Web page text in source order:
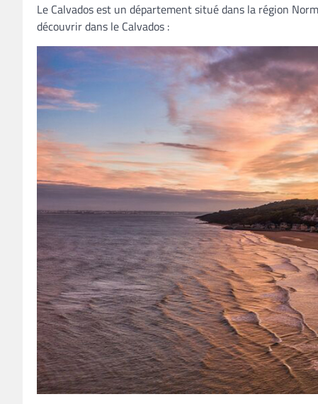
Le Calvados est un département situé dans la région
découvrir dans le Calvados :